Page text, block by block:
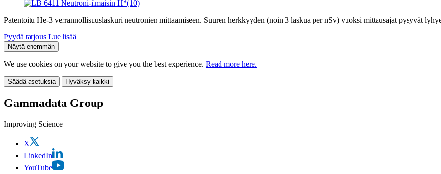
Patentoitu He-3 verrannollisuuslaskuri neutronien mittaamiseen. Suuren herkkyyden (noin 3 laskua per nSv) vuoksi mittausajat pysyvät
Pyydä tarjous Lue lisää
Näytä enemmän
We use cookies on your website to give you the best experience. Read more here.
Säädä asetuksia Hyväksy kaikki
Gammadata Group
Improving Science
X
LinkedIn
YouTube